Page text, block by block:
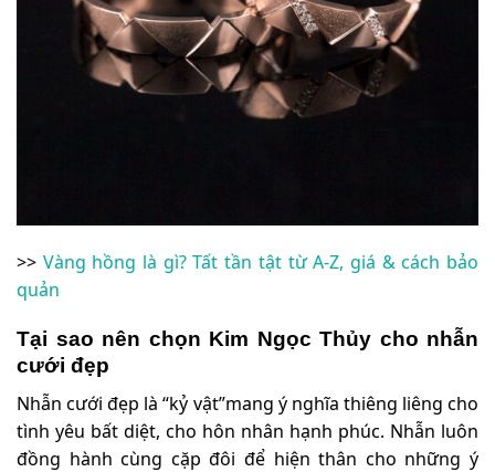
>> Vàng hồng là gì? Tất tần tật từ A-Z, giá & cách bảo
quản
Tại sao nên chọn Kim Ngọc Thủy cho nhẫn
cưới đẹp
Nhẫn cưới đẹp là “kỷ vật”mang ý nghĩa thiêng liêng cho
tình yêu bất diệt, cho hôn nhân hạnh phúc. Nhẫn luôn
đồng hành cùng cặp đôi để hiện thân cho những ý